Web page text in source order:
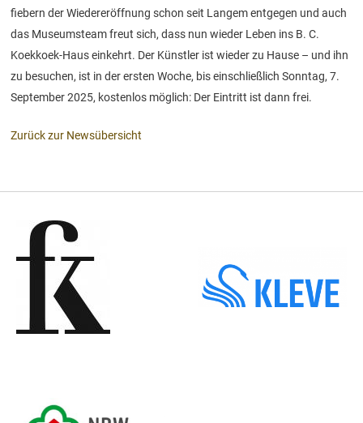
fiebern der Wiedereröffnung schon seit Langem entgegen und auch
das Museumsteam freut sich, dass nun wieder Leben ins B. C.
Koekkoek-Haus einkehrt. Der Künstler ist wieder zu Hause – und ihn
zu besuchen, ist in der ersten Woche, bis einschließlich Sonntag, 7.
September 2025, kostenlos möglich: Der Eintritt ist dann frei.
Zurück zur Newsübersicht